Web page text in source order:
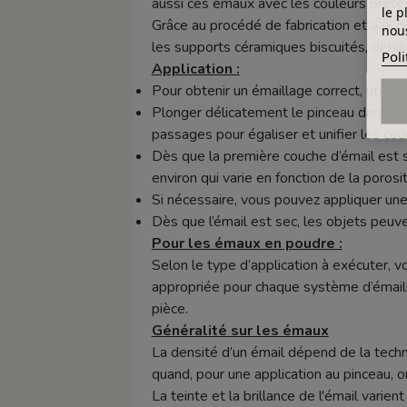
Grâce au procédé de fabrication et aux
les supports céramiques biscuités,
Application :
Pour obtenir un émaillage correct,
Plonger délicatement le pinceau dans
passages pour égaliser et unifier les
Dès que la première couche d’émail
environ qui varie en fonction de la
Si nécessaire, vous pouvez appliquer
Dès que l’émail est sec, les objets
Pour les émaux en poudre :
Selon le type d’application à exécuter,
appropriée pour chaque système
pièce.
Généralité sur les émaux
La densité d’un émail dépend de la
quand, pour une application au pinceau,
La teinte et la brillance de l'émail
le